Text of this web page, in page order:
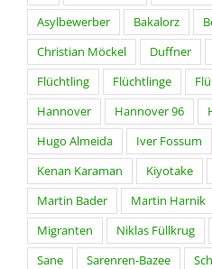
Asylbewerber Bakalorz
Christian Möckel
Duffner
Flüchtling
Flüchtlinge
Hannover
Hannover 96
Hugo Almeida
Iver Fossum
Kenan Karaman
Kiyotake
Martin Bader
Martin Harnik
Migranten
Niklas Füllkrug
Sane
Sarenren-Bazee